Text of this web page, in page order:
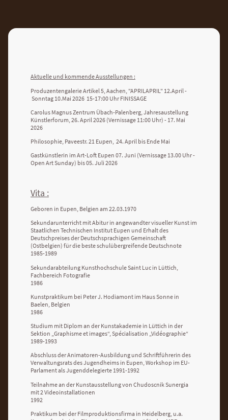
Aktuelle und kommende Ausstellungen :
Produzentengalerie Artikel 5, Aachen, "APRILAPRIL" 12.April -
Sonntag 10.Mai 2026 15-17:00 Uhr FINISSAGE
Carolus Magnus Zentrum Übach-Palenberg, Jahresaustellung
Künstlerforum, 26. April 2026 (Vernissage 11:00 Uhr) - 17. Mai
2026
Philosophie, Paveestr. 21 Eupen, 24. April bis Ende Mai
Gastkünstlerin im Art-Loft Eupen 07. Juni (Vernissage 13.00 Uhr -
Open Art Sunday) bis 05. Juli 2026
Vita :
Geboren in Eupen, Belgien am 22.03.1970
Sekundarunterricht mit Abitur in angewandter visueller Kunst im
Staatlichen Technischen Institut Eupen und Erhalt des
Deutschpreises der Deutschsprachigen Gemeinschaft
(Ostbelgien) für die beste schulübergreifende Deutschnote
1985-1989
Sekundarabteilung Kunsthochschule Saint Luc in Lüttich,
Fachbereich Fotografie
1986
Kunstpraktikum bei Peter J. Hodiamont im Haus Sonne in
Baelen, Belgien
1986
Studium mit Diplom an der Kunstakademie in Lüttich in der
Sektion „Graphisme et images“, Spécialisation „Vidéographie“
1989-1993
Abschluss der Animatoren-Ausbildung und Schriftführerin des
Verwaltungsrats des Jugendheims in Eupen, Workshop im EU-
Parlament als Jugenddelegierte 1991-1992
Teilnahme an der Kunstausstellung von Chudoscnik Sunergia
mit 2 Videoinstallationen
1992
Praktikum bei der Filmproduktionsfirma in Heidelberg, u.a.